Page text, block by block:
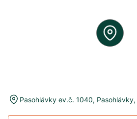
Pasohlávky ev.č. 1040, Pasohlávky,